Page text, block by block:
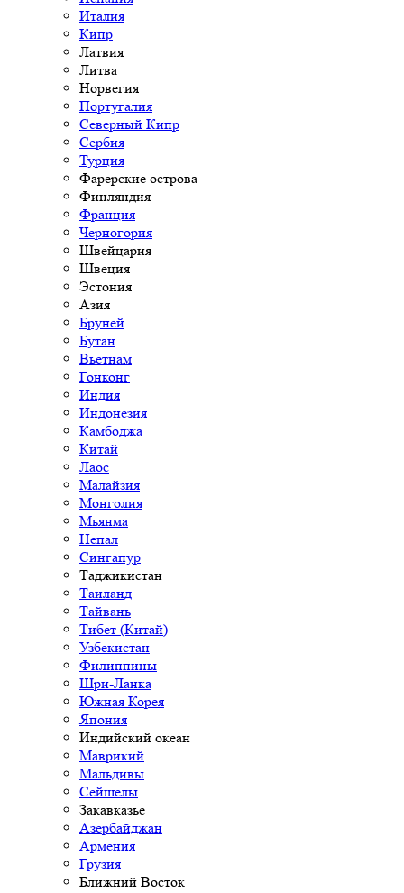
Италия
Кипр
Латвия
Литва
Норвегия
Португалия
Северный Кипр
Сербия
Турция
Фарерские острова
Финляндия
Франция
Черногория
Швейцария
Швеция
Эстония
Азия
Бруней
Бутан
Вьетнам
Гонконг
Индия
Индонезия
Камбоджа
Китай
Лаос
Малайзия
Монголия
Мьянма
Непал
Сингапур
Таджикистан
Таиланд
Тайвань
Тибет (Китай)
Узбекистан
Филиппины
Шри-Ланка
Южная Корея
Япония
Индийский океан
Маврикий
Мальдивы
Сейшелы
Закавказье
Азербайджан
Армения
Грузия
Ближний Восток